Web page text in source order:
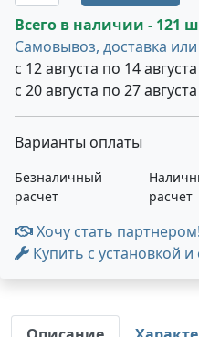
Всего в наличии - 121
Самовывоз, доставка
с 12 августа по 14
с 20 августа по 27
Варианты оплаты
Безналичный
расчет
расчет
Хочу стать партнером!
Купить с установкой и